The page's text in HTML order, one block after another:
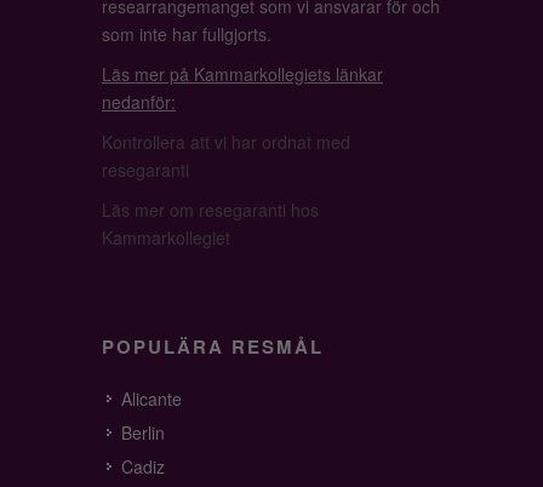
researrangemanget som vi ansvarar för och
som inte har fullgjorts.
Läs mer på Kammarkollegiets länkar
nedanför:
Kontrollera att vi har ordnat med
resegaranti
Läs mer om resegaranti hos
Kammarkollegiet
POPULÄRA RESMÅL
Alicante
Berlin
Cadiz